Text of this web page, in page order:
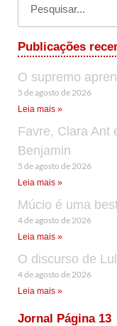
Publicações
O supremo
5 de agosto de 2026
Leia mais »
Favre, Clara Ant
Benjamin
5 de agosto de 2026
Leia mais »
Múcio é uma
4 de agosto de 2026
Leia mais »
O discurso de
4 de agosto de 2026
Leia mais »
Jornal Página 13